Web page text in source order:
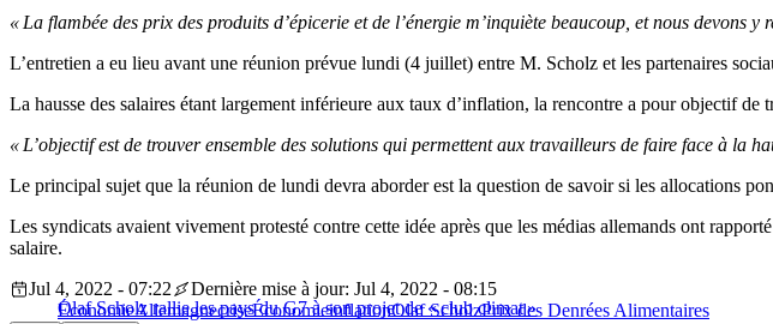
« La flambée des prix des produits d’épicerie et de l’énergie m’inquiète beaucoup, et nous devons y
L’entretien a eu lieu avant une réunion prévue lundi (4 juillet) entre M. Scholz et les partenaires
La hausse des salaires étant largement inférieure aux taux d’inflation, la rencontre a pour objectif de
« L’objectif est de trouver ensemble des solutions qui permettent aux travailleurs de faire face à la
Le principal sujet que la réunion de lundi devra aborder est la question de savoir si les allocations
Les syndicats avaient vivement protesté contre cette idée après que les médias allemands ont
salaire.
Olaf Scholz rallie les pays du G7 à son projet de « club climat »
Jul 4, 2022 - 07:22
Dernière mise à jour: Jul 4, 2022 - 08:15
ÉconomieAllemagnecriseÉconomieinflationOlaf ScholzPrix des Denrées Alimentaires